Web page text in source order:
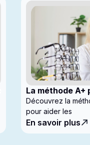
La méthode A+
enfants en
Découvrez la
pour aider les
En savoir plus